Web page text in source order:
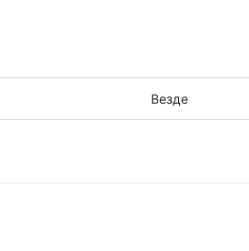
Везде